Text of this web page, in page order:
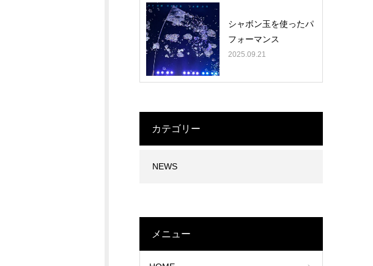
シャボン玉を使ったパ
フォーマンス
2025.09.21
カテゴリー
NEWS
メニュー